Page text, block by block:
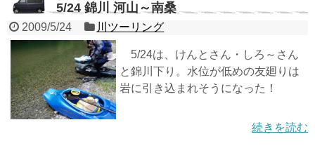
5/24 錦川 河山～南桑
2009/5/24 川ツーリング
5/24は、けんとさん・しろ～さん
と錦川下り。水位が低めの友廻りは
岩に引き込まれそうになった！
続きを読む